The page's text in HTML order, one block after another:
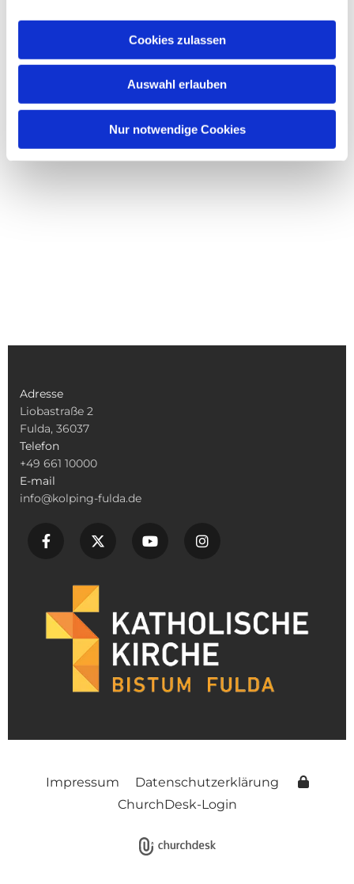
Cookies zulassen
Auswahl erlauben
Nur notwendige Cookies
Adresse
Liobastraße 2
Fulda, 36037
Telefon
+49 661 10000
E-mail
info@kolping-fulda.de
Impressum
Datenschutzerklärung
ChurchDesk-Login